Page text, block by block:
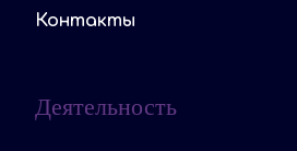
Контакты
Деятельность